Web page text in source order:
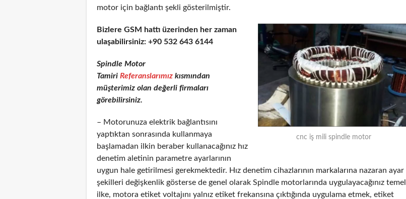
motor için bağlantı şekli gösterilmiştir.
cnc iş mili spindle motor
Bizlere GSM hattı üzerinden her zaman
ulaşabilirsiniz: +90 532 643 6144
Spindle Motor
Tamiri Referanslarımız kısmından
müşterimiz olan değerli firmaları
görebilirsiniz.
– Motorunuza elektrik bağlantısını
yaptıktan sonrasında kullanmaya
başlamadan ilkin beraber kullanacağınız hız
denetim aletinin parametre ayarlarının
uygun hale getirilmesi gerekmektedir. Hız denetim cihazlarının markalarına nazaran ayar
şekilleri değişkenlik gösterse de genel olarak Spindle motorlarında uygulayacağınız temel
ilke, motora etiket voltajını yalnız etiket frekansına çıktığında uygulama etmek, etiket